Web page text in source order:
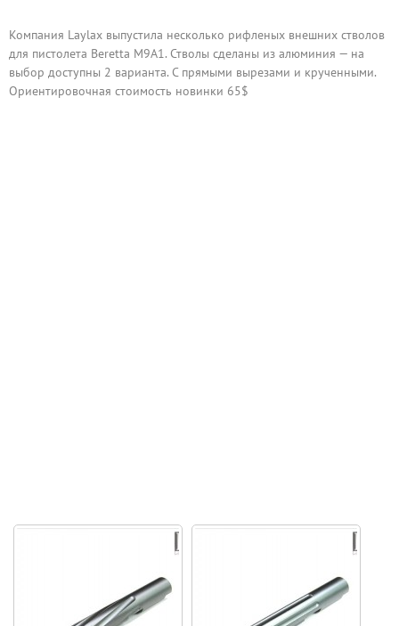
Компания Laylax выпустила несколько рифленых внешних стволов
для пистолета Beretta M9A1. Стволы сделаны из алюминия — на
выбор доступны 2 варианта. С прямыми вырезами и крученными.
Ориентировочная стоимость новинки 65$